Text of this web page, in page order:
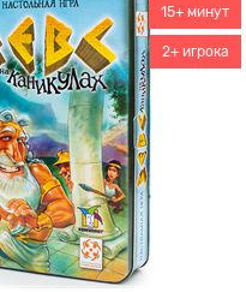
15+ минут
2+ игрока